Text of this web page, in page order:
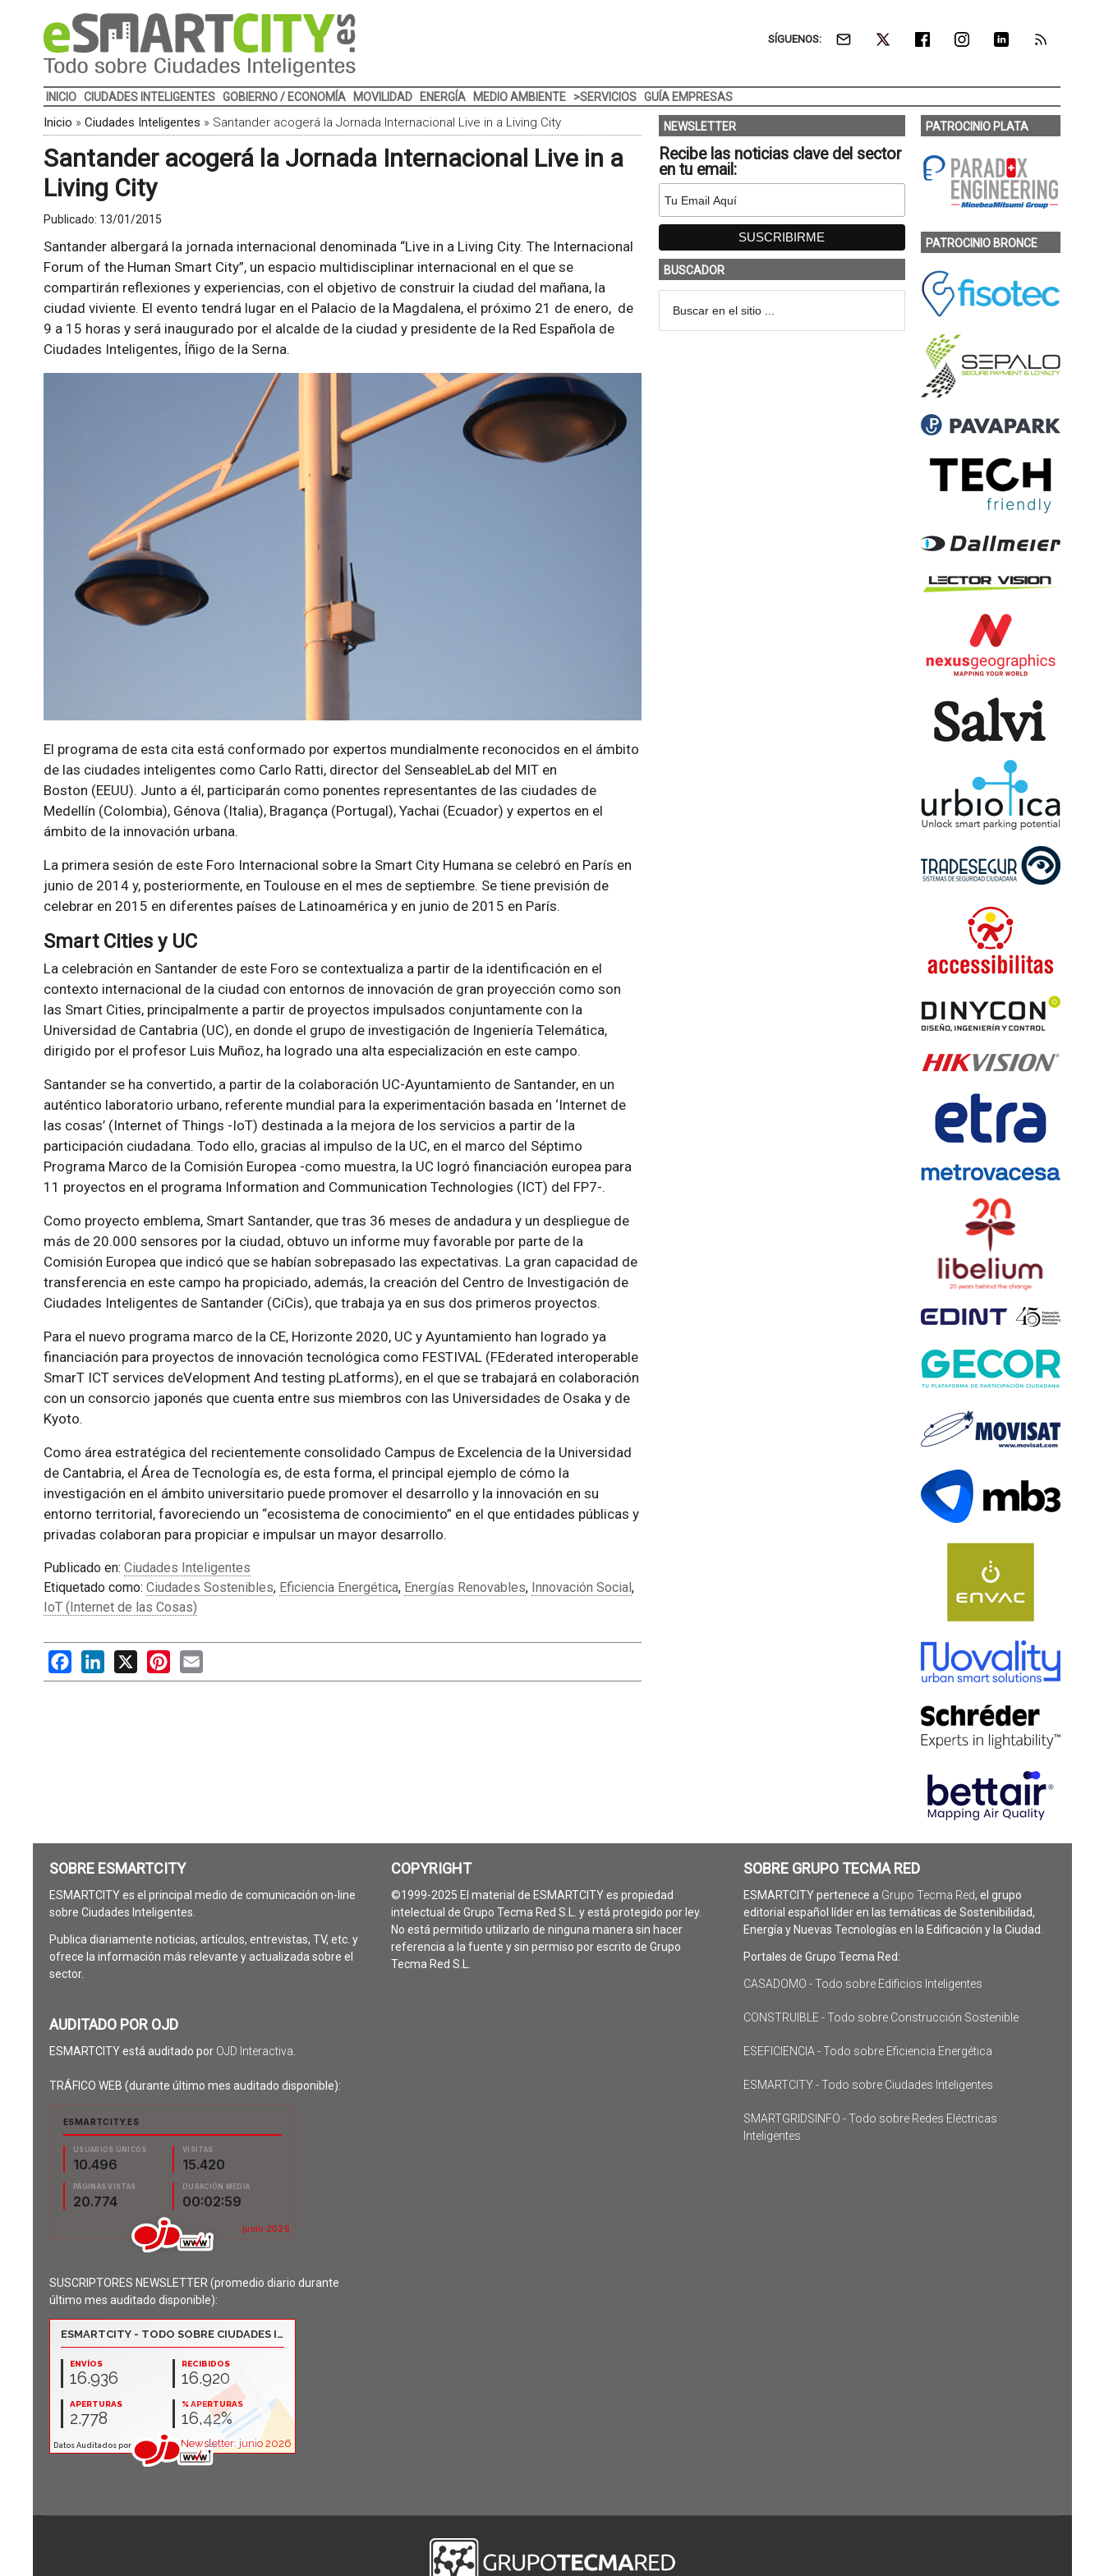
SÍGUENOS:
INICIO CIUDADES INTELIGENTES GOBIERNO / ECONOMÍA MOVILIDAD ENERGÍA MEDIO AMBIENTE >SERVICIOS GUÍA EMPRESAS
Inicio » Ciudades Inteligentes » Santander acogerá la Jornada Internacional Live in a Living City
Santander acogerá la Jornada Internacional Live in a
Living City
Publicado: 13/01/2015
Santander albergará la jornada internacional denominada “Live in a Living City. The Internacional
Forum of the Human Smart City”, un espacio multidisciplinar internacional en el que se
compartirán reflexiones y experiencias, con el objetivo de construir la ciudad del mañana, la
ciudad viviente. El evento tendrá lugar en el Palacio de la Magdalena, el próximo 21 de enero, de
9 a 15 horas y será inaugurado por el alcalde de la ciudad y presidente de la Red Española de
Ciudades Inteligentes, Íñigo de la Serna.
El programa de esta cita está conformado por expertos mundialmente reconocidos en el ámbito
de las ciudades inteligentes como Carlo Ratti, director del SenseableLab del MIT en
Boston (EEUU). Junto a él, participarán como ponentes representantes de las ciudades de
Medellín (Colombia), Génova (Italia), Bragança (Portugal), Yachai (Ecuador) y expertos en el
ámbito de la innovación urbana.
La primera sesión de este Foro Internacional sobre la Smart City Humana se celebró en París en
junio de 2014 y, posteriormente, en Toulouse en el mes de septiembre. Se tiene previsión de
celebrar en 2015 en diferentes países de Latinoamérica y en junio de 2015 en París.
Smart Cities y UC
La celebración en Santander de este Foro se contextualiza a partir de la identificación en el
contexto internacional de la ciudad con entornos de innovación de gran proyección como son
las Smart Cities, principalmente a partir de proyectos impulsados conjuntamente con la
Universidad de Cantabria (UC), en donde el grupo de investigación de Ingeniería Telemática,
dirigido por el profesor Luis Muñoz, ha logrado una alta especialización en este campo.
Santander se ha convertido, a partir de la colaboración UC-Ayuntamiento de Santander, en un
auténtico laboratorio urbano, referente mundial para la experimentación basada en ‘Internet de
las cosas’ (Internet of Things -IoT) destinada a la mejora de los servicios a partir de la
participación ciudadana. Todo ello, gracias al impulso de la UC, en el marco del Séptimo
Programa Marco de la Comisión Europea -como muestra, la UC logró financiación europea para
11 proyectos en el programa Information and Communication Technologies (ICT) del FP7-.
Como proyecto emblema, Smart Santander, que tras 36 meses de andadura y un despliegue de
más de 20.000 sensores por la ciudad, obtuvo un informe muy favorable por parte de la
Comisión Europea que indicó que se habían sobrepasado las expectativas. La gran capacidad de
transferencia en este campo ha propiciado, además, la creación del Centro de Investigación de
Ciudades Inteligentes de Santander (CiCis), que trabaja ya en sus dos primeros proyectos.
Para el nuevo programa marco de la CE, Horizonte 2020, UC y Ayuntamiento han logrado ya
financiación para proyectos de innovación tecnológica como FESTIVAL (FEderated interoperable
SmarT ICT services deVelopment And testing pLatforms), en el que se trabajará en colaboración
con un consorcio japonés que cuenta entre sus miembros con las Universidades de Osaka y de
Kyoto.
Como área estratégica del recientemente consolidado Campus de Excelencia de la Universidad
de Cantabria, el Área de Tecnología es, de esta forma, el principal ejemplo de cómo la
investigación en el ámbito universitario puede promover el desarrollo y la innovación en su
entorno territorial, favoreciendo un “ecosistema de conocimiento” en el que entidades públicas y
privadas colaboran para propiciar e impulsar un mayor desarrollo.
Publicado en: Ciudades Inteligentes
Etiquetado como: Ciudades Sostenibles, Eficiencia Energética, Energías Renovables, Innovación Social,
IoT (Internet de las Cosas)
FacebookLinkedIn
X PinterestEmail
NEWSLETTER
Recibe las noticias clave del sector
en tu email:
BUSCADOR
PATROCINIO PLATA
PATROCINIO BRONCE
SOBRE ESMARTCITY
ESMARTCITY es el principal medio de comunicación on-line
sobre Ciudades Inteligentes.
Publica diariamente noticias, artículos, entrevistas, TV, etc. y
ofrece la información más relevante y actualizada sobre el
sector.
AUDITADO POR OJD
ESMARTCITY está auditado por OJD Interactiva
TRÁFICO WEB (durante último mes auditado disponible):
SUSCRIPTORES NEWSLETTER (promedio diario durante
último mes auditado disponible):
COPYRIGHT
©1999-2025 El material de ESMARTCITY es propiedad
intelectual de Grupo Tecma Red S.L. y está protegido por ley.
No está permitido utilizarlo de ninguna manera sin hacer
referencia a la fuente y sin permiso por escrito de Grupo
Tecma Red S.L.
SOBRE GRUPO TECMA RED
ESMARTCITY pertenece a Grupo Tecma Red, el grupo
editorial español líder en las temáticas de Sostenibilidad,
Energía y Nuevas Tecnologías en la Edificación y la Ciudad.
Portales de Grupo Tecma Red:
CASADOMO - Todo sobre Edificios Inteligentes
CONSTRUIBLE - Todo sobre Construcción Sostenible
ESEFICIENCIA - Todo sobre Eficiencia Energética
ESMARTCITY - Todo sobre Ciudades Inteligentes
SMARTGRIDSINFO - Todo sobre Redes Eléctricas
Inteligentes